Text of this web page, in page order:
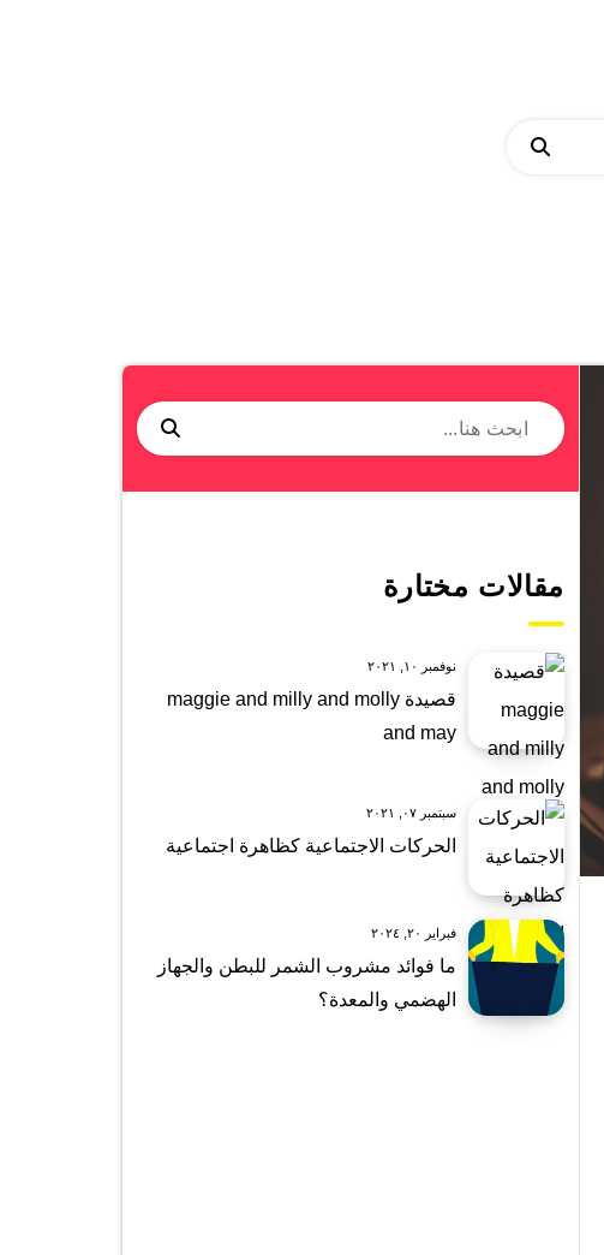
مقالات مختارة
نوفمبر ١٠, ٢٠٢١
قصيدة maggie and milly and molly
and may
سبتمبر ٠٧, ٢٠٢١
الحركات الاجتماعية كظاهرة اجتماعية
فبراير ٢٠, ٢٠٢٤
ما فوائد مشروب الشمر للبطن والجهاز
الهضمي والمعدة؟